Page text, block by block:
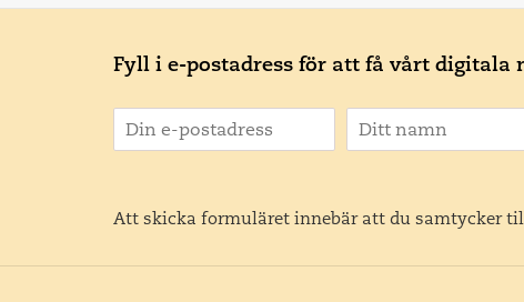
Fyll i e-postadress för att få vårt digitala
Att skicka formuläret innebär att du samtycker